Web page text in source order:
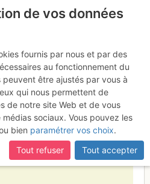
Pilier W de
de la
mai 2017
Luberon - Baronnies - Saoû
de vos données
fournis par nous et par des
au fonctionnement du
être ajustés par vous à
qui nous permettent de
de notre site Web et de vous
sociaux. Vous pouvez les
bien paramétrer vos choix.
Tout refuser
Tout accepter